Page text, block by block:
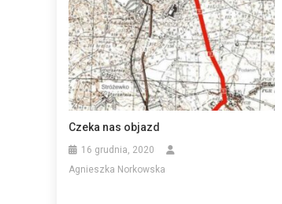
Czeka nas objazd
16 grudnia, 2020
Agnieszka Norkowska